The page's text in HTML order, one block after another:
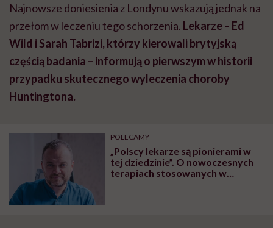
Najnowsze doniesienia z Londynu wskazują jednak na
przełom w leczeniu tego schorzenia. Lekarze – Ed
Wild i Sarah Tabrizi, którzy kierowali brytyjską
częścią badania – informują o pierwszym w historii
przypadku skutecznego wyleczenia choroby
Huntingtona.
POLECAMY
„Polscy lekarze są pionierami w
tej dziedzinie”. O nowoczesnych
terapiach stosowanych w